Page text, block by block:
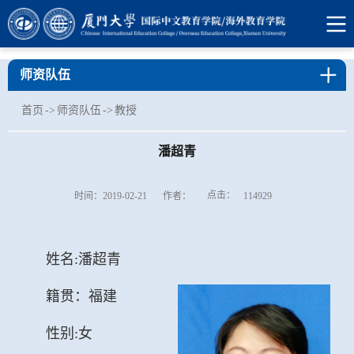
师资队伍
首页 -> 师资队伍 -> 教授
潘超青
时间：2019-02-21 作者： 点击： 114929
姓名:潘超青
籍贯：福建
性别:女